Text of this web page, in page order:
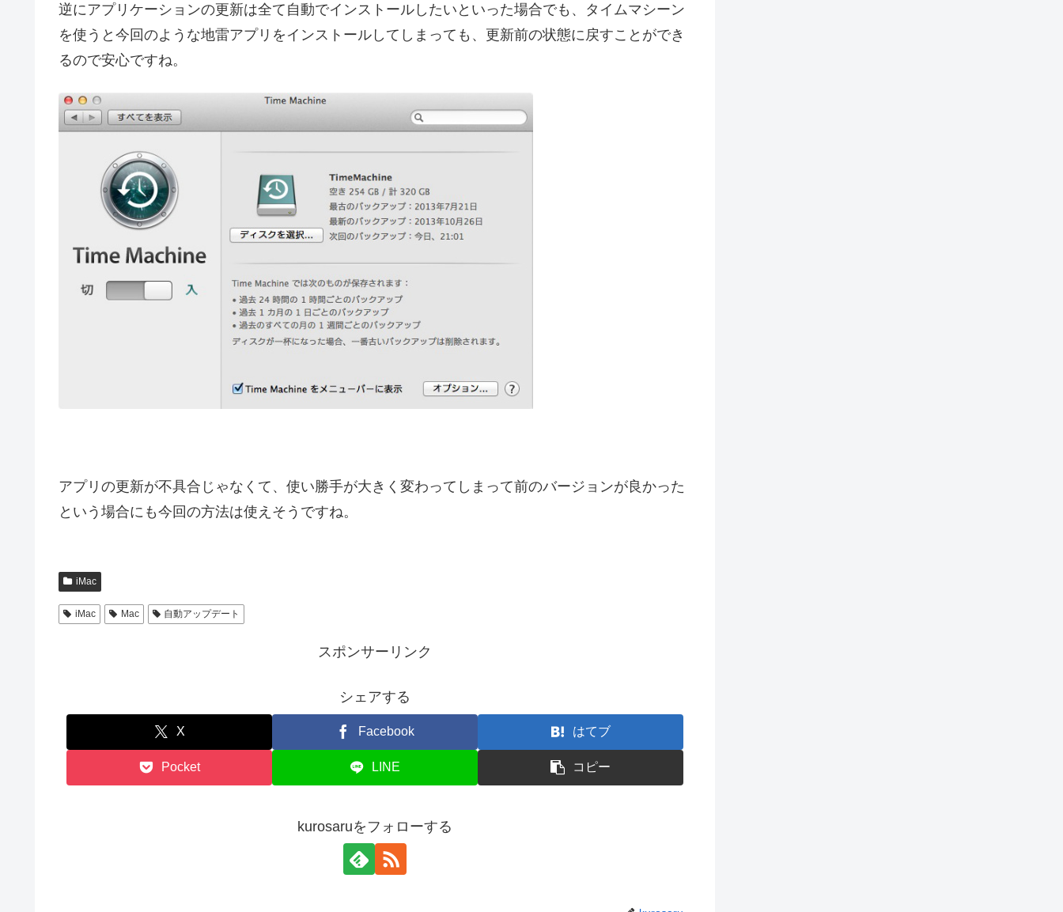
逆にアプリケーションの更新は全て自動でインストールしたいといった場合でも、タイムマシーン
を使うと今回のような地雷アプリをインストールしてしまっても、更新前の状態に戻すことができ
るので安心ですね。
アプリの更新が不具合じゃなくて、使い勝手が大きく変わってしまって前のバージョンが良かった
という場合にも今回の方法は使えそうですね。
iMac
iMac Mac 自動アップデート
スポンサーリンク
シェアする
X Facebook はてブ
Pocket LINE コピー
kurosaruをフォローする